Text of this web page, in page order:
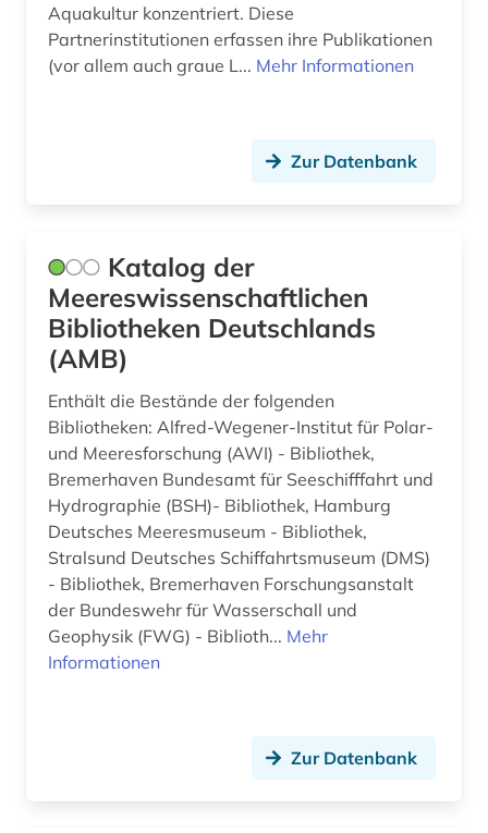
Aquakultur konzentriert. Diese
Partnerinstitutionen erfassen ihre Publikationen
(vor allem auch graue L... Mehr Informationen
Zur Datenbank
Katalog der
Meereswissenschaftlichen
Bibliotheken Deutschlands
(AMB)
Enthält die Bestände der folgenden
Bibliotheken: Alfred-Wegener-Institut für Polar-
und Meeresforschung (AWI) - Bibliothek,
Bremerhaven Bundesamt für Seeschifffahrt und
Hydrographie (BSH)- Bibliothek, Hamburg
Deutsches Meeresmuseum - Bibliothek,
Stralsund Deutsches Schiffahrtsmuseum (DMS)
- Bibliothek, Bremerhaven Forschungsanstalt
der Bundeswehr für Wasserschall und
Geophysik (FWG) - Biblioth... Mehr
Informationen
Zur Datenbank